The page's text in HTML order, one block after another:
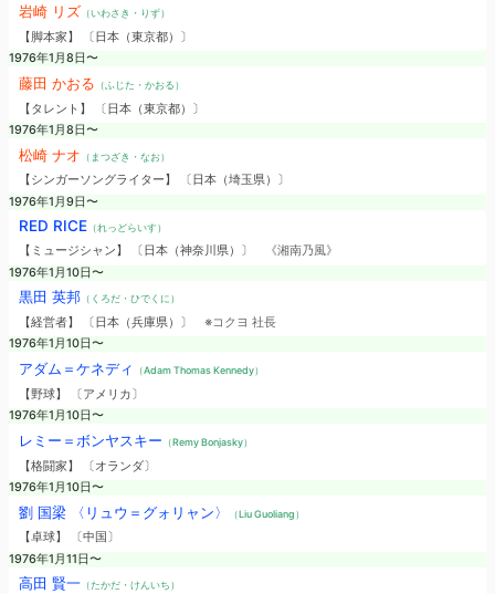
岩崎 リズ （いわさき・りず）
【脚本家】 〔日本（東京都）〕
1976年1月8日〜
藤田 かおる （ふじた・かおる）
【タレント】 〔日本（東京都）〕
1976年1月8日〜
松崎 ナオ （まつざき・なお）
【シンガーソングライター】 〔日本（埼玉県）〕
1976年1月9日〜
RED RICE（れっどらいす）
【ミュージシャン】 〔日本（神奈川県）〕
《湘南乃風》
1976年1月10日〜
黒田 英邦（くろだ・ひでくに）
【経営者】 〔日本（兵庫県）〕 ※コクヨ 社長
1976年1月10日〜
アダム＝ケネディ （Adam Thomas Kennedy）
【野球】 〔アメリカ〕
1976年1月10日〜
レミー＝ボンヤスキー （Remy Bonjasky）
【格闘家】 〔オランダ〕
1976年1月10日〜
劉 国梁 〈リュウ＝グォリャン〉 （Liu Guoliang）
【卓球】 〔中国〕
1976年1月11日〜
高田 賢一（たかだ・けんいち）